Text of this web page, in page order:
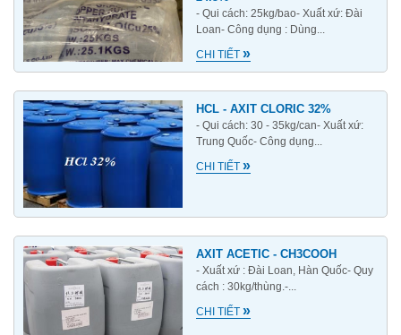
- Qui cách: 25kg/bao- Xuất xứ: Đài
Loan- Công dụng : Dùng...
CHI TIẾT»
HCL - AXIT CLORIC 32%
- Qui cách: 30 - 35kg/can- Xuất xứ:
Trung Quốc- Công dụng...
CHI TIẾT»
AXIT ACETIC - CH3COOH
- Xuất xứ : Đài Loan, Hàn Quốc- Quy
cách : 30kg/thùng.-...
CHI TIẾT»